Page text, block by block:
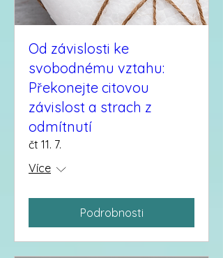
Od závislosti ke
svobodnému vztahu:
Překonejte citovou
závislost a strach z
odmítnutí
čt 11. 7.
Více
Podrobnosti